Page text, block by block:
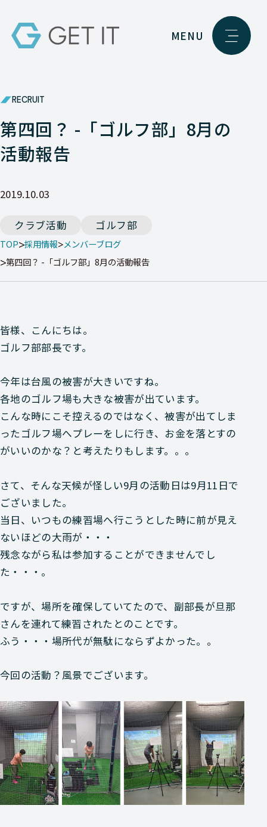
MENU
RECRUIT
第四回？ -「ゴルフ部」8月の
活動報告
2019.10.03
クラブ活動 ゴルフ部
TOP 採用情報 メンバーブログ
第四回？ -「ゴルフ部」8月の活動報告
皆様、こんにちは。
ゴルフ部部長です。
今年は台風の被害が大きいですね。
各地のゴルフ場も大きな被害が出ています。
こんな時にこそ控えるのではなく、被害が出てしま
ったゴルフ場へプレーをしに行き、お金を落とすの
がいいのかな？と考えたりもします。。。
さて、そんな天候が怪しい9月の活動日は9月11日で
ございました。
当日、いつもの練習場へ行こうとした時に前が見え
ないほどの大雨が・・・
残念ながら私は参加することができませんでし
た・・・。
ですが、場所を確保していてたので、副部長が旦那
さんを連れて練習されたとのことです。
ふう・・・場所代が無駄にならずよかった。。
今回の活動？風景でございます。